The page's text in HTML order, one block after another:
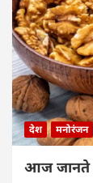
देश मनोरंजन
आज जानते